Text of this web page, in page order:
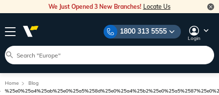
We Just Opened 3 New Branches! Locate Us
1800 313 5555
Login
Home
Blog